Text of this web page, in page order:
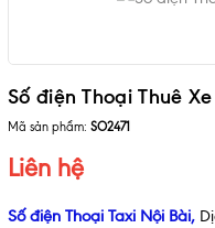
Số điện Thoại Thuê
Mã sản phẩm: SO2471
Liên hệ
Số điện Thoại Taxi Nội Bài,